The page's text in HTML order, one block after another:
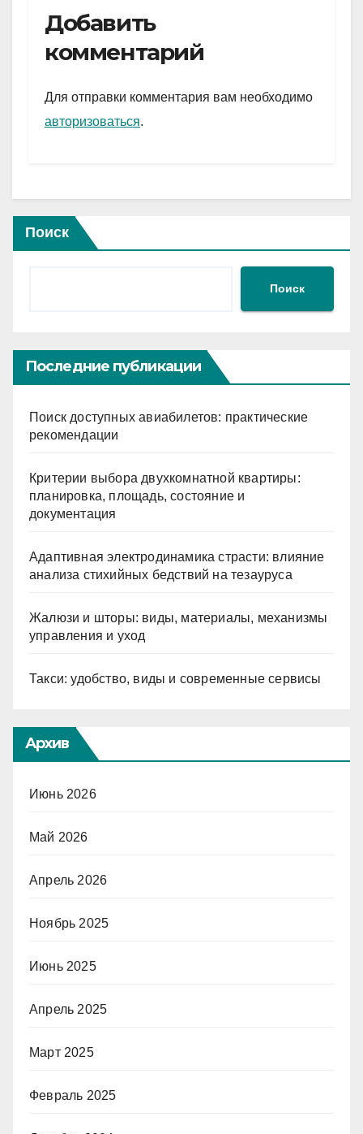
e
gr
a
m
er
s
A
p
и
Добавить
комментарий
Для отправки комментария вам необходимо
авторизоваться.
Поиск
Поиск
Последние публикации
Поиск доступных авиабилетов: практические
рекомендации
Критерии выбора двухкомнатной квартиры:
планировка, площадь, состояние и
документация
Адаптивная электродинамика страсти: влияние
анализа стихийных бедствий на тезауруса
Жалюзи и шторы: виды, материалы, механизмы
управления и уход
Такси: удобство, виды и современные сервисы
Архив
Июнь 2026
Май 2026
Апрель 2026
Ноябрь 2025
Июнь 2025
Апрель 2025
Март 2025
Февраль 2025